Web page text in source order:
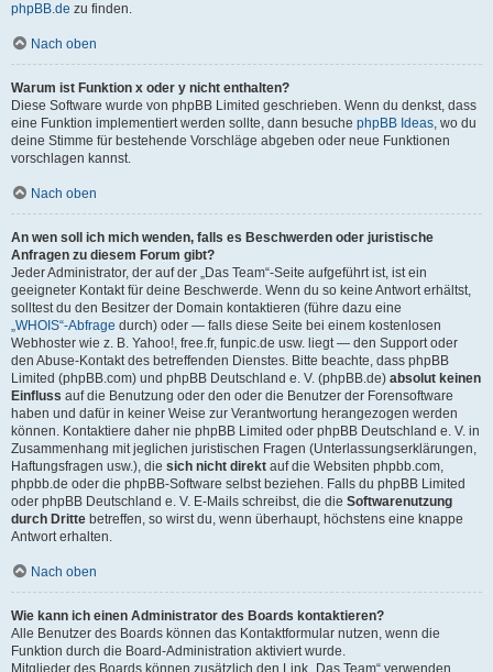
phpBB.de zu finden.
Nach oben
Warum ist Funktion x oder y nicht enthalten?
Diese Software wurde von phpBB Limited geschrieben. Wenn du denkst, dass
eine Funktion implementiert werden sollte, dann besuche phpBB Ideas, wo du
deine Stimme für bestehende Vorschläge abgeben oder neue Funktionen
vorschlagen kannst.
Nach oben
An wen soll ich mich wenden, falls es Beschwerden oder juristische
Anfragen zu diesem Forum gibt?
Jeder Administrator, der auf der „Das Team“-Seite aufgeführt ist, ist ein
geeigneter Kontakt für deine Beschwerde. Wenn du so keine Antwort erhältst,
solltest du den Besitzer der Domain kontaktieren (führe dazu eine
„WHOIS“-Abfrage durch) oder — falls diese Seite bei einem kostenlosen
Webhoster wie z. B. Yahoo!, free.fr, funpic.de usw. liegt — den Support oder
den Abuse-Kontakt des betreffenden Dienstes. Bitte beachte, dass phpBB
Limited (phpBB.com) und phpBB Deutschland e. V. (phpBB.de) absolut keinen
Einfluss auf die Benutzung oder den oder die Benutzer der Forensoftware
haben und dafür in keiner Weise zur Verantwortung herangezogen werden
können. Kontaktiere daher nie phpBB Limited oder phpBB Deutschland e. V. in
Zusammenhang mit jeglichen juristischen Fragen (Unterlassungserklärungen,
Haftungsfragen usw.), die sich nicht direkt auf die Websiten phpbb.com,
phpbb.de oder die phpBB-Software selbst beziehen. Falls du phpBB Limited
oder phpBB Deutschland e. V. E-Mails schreibst, die die Softwarenutzung
durch Dritte betreffen, so wirst du, wenn überhaupt, höchstens eine knappe
Antwort erhalten.
Nach oben
Wie kann ich einen Administrator des Boards kontaktieren?
Alle Benutzer des Boards können das Kontaktformular nutzen, wenn die
Funktion durch die Board-Administration aktiviert wurde.
Mitglieder des Boards können zusätzlich den Link „Das Team“ verwenden.